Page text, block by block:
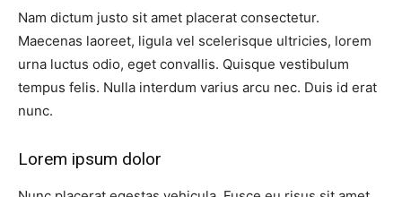
Nam dictum justo sit amet placerat consectetur.
Maecenas laoreet, ligula vel scelerisque ultricies, lorem
urna luctus odio, eget convallis. Quisque vestibulum
tempus felis. Nulla interdum varius arcu nec. Duis id erat
nunc.
Lorem ipsum dolor